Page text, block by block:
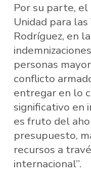
Por su parte,
Unidad para
Rodríguez, en
personas
conflicto
entregar en lo
significativo en
es fruto del
presupuesto,
recursos a
internacional”.